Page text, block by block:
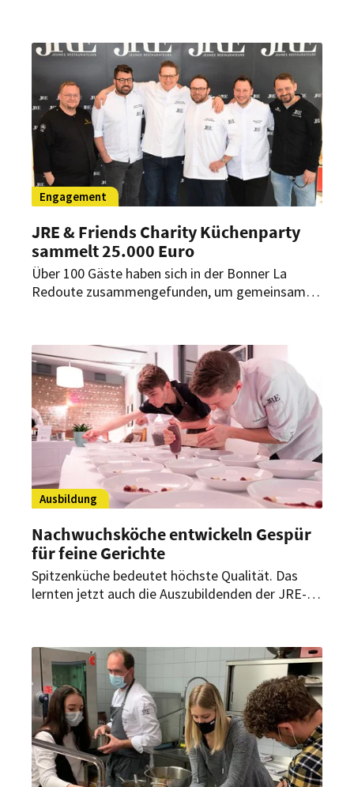
zeigen und neue Einblicke in die Vielfalt der
Branche vermitteln.
Engagement
JRE & Friends Charity Küchenparty
sammelt 25.000 Euro
Über 100 Gäste haben sich in der Bonner La
Redoute zusammengefunden, um gemeinsam
Restaurateurs Deutschland verwöhnt und
zeigten sich äußerst spendenfreudig.
Ausbildung
Nachwuchsköche entwickeln Gespür
für feine Gerichte
Spitzenküche bedeutet höchste Qualität. Das
lernten jetzt auch die Auszubildenden der JRE-